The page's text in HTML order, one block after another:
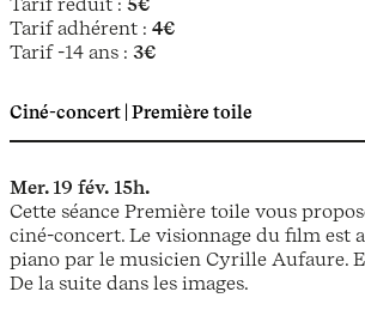
Tarif adhérent : 4€
Tarif -14 ans : 3€
Ciné-concert | Première toile
Mer. 19 fév. 15h.
Cette séance Première toile vous
ciné-concert. Le visionnage du film est
piano par le musicien Cyrille Aufaure.
De la suite dans les images.